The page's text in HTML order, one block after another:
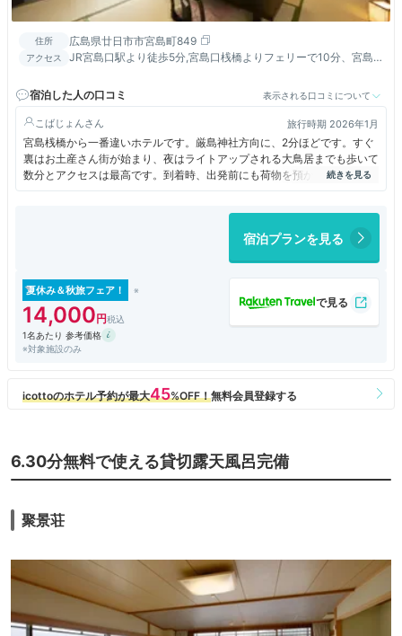
住所 広島県廿日市市宮島町849
アクセス
JR宮島口駅より徒歩5分,宮島口桟橋よりフェリーで10分、宮島
宿泊した人の口コミ
表示される口コミについて
こばじょん 旅行時期 2026年1月
宮島桟橋から一番違いホテルです。厳島神社方向に、2分ほどです。すぐ
裏はお土産さん街が始まり、夜はライトアップされる大鳥居までも歩いて
数分とアクセスは最高です。到着時、出発前にも荷物を預かってもらって
島内観光の時間も広がります。和風の落ち着いた旅館です。1階には売店
宿泊プランを見る
夏休み＆秋旅フェア！
14,000
1名あたり 参考価格
※対象施設のみ
6.30分無料で使える貸切露天風呂完備
聚景荘